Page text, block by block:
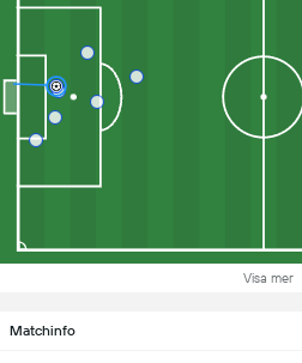
Visa mer
Matchinfo